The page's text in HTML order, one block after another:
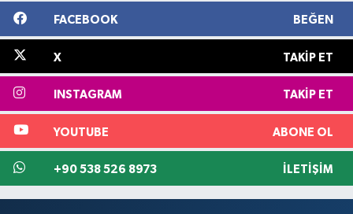
FACEBOOK BEĞEN
X TAKIP ET
INSTAGRAM TAKIP ET
YOUTUBE ABONE OL
+90 538 526 8973 İLETIŞIM